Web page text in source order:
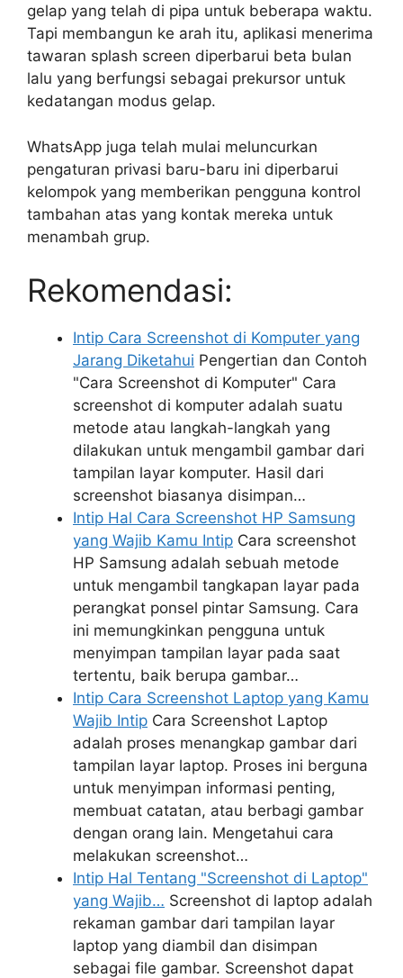
gelap yang telah di pipa untuk beberapa waktu.
Tapi membangun ke arah itu, aplikasi menerima
tawaran splash screen diperbarui beta bulan
lalu yang berfungsi sebagai prekursor untuk
kedatangan modus gelap.
WhatsApp juga telah mulai meluncurkan
pengaturan privasi baru-baru ini diperbarui
kelompok yang memberikan pengguna kontrol
tambahan atas yang kontak mereka untuk
menambah grup.
Rekomendasi:
Intip Cara Screenshot di Komputer yang
Jarang Diketahui Pengertian dan Contoh
"Cara Screenshot di Komputer" Cara
screenshot di komputer adalah suatu
metode atau langkah-langkah yang
dilakukan untuk mengambil gambar dari
tampilan layar komputer. Hasil dari
screenshot biasanya disimpan…
Intip Hal Cara Screenshot HP Samsung
yang Wajib Kamu Intip Cara screenshot
HP Samsung adalah sebuah metode
untuk mengambil tangkapan layar pada
perangkat ponsel pintar Samsung. Cara
ini memungkinkan pengguna untuk
menyimpan tampilan layar pada saat
tertentu, baik berupa gambar…
Intip Cara Screenshot Laptop yang Kamu
Wajib Intip Cara Screenshot Laptop
adalah proses menangkap gambar dari
tampilan layar laptop. Proses ini berguna
untuk menyimpan informasi penting,
membuat catatan, atau berbagi gambar
dengan orang lain. Mengetahui cara
melakukan screenshot…
Intip Hal Tentang "Screenshot di Laptop"
yang Wajib… Screenshot di laptop adalah
rekaman gambar dari tampilan layar
laptop yang diambil dan disimpan
sebagai file gambar. Screenshot dapat